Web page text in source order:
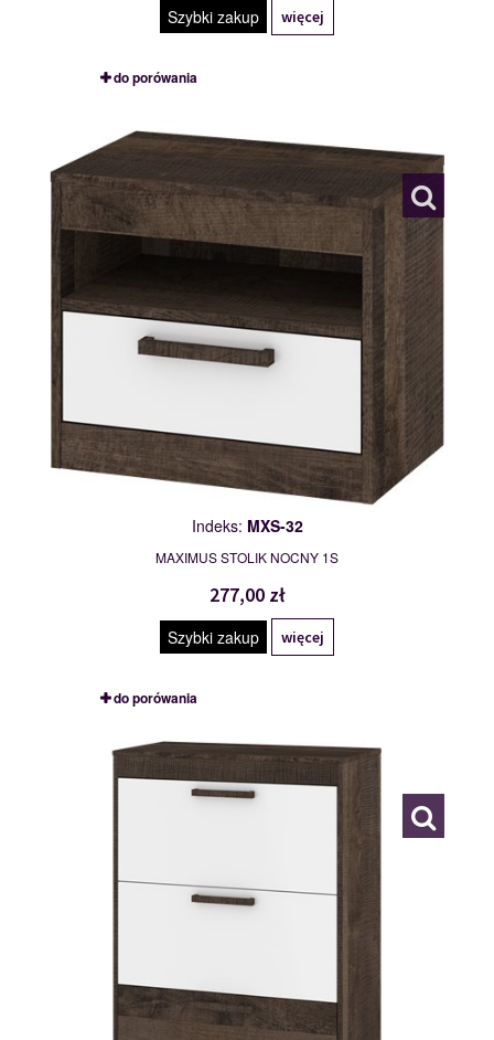
Szybki zakup więcej
do porówania
117784
Indeks: MXS-32
MAXIMUS STOLIK NOCNY 1S
277,00 zł
Szybki zakup więcej
do porówania
MXS-39
117791